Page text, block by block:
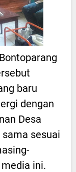
baru
dengan
Desa
sesuai
ini.